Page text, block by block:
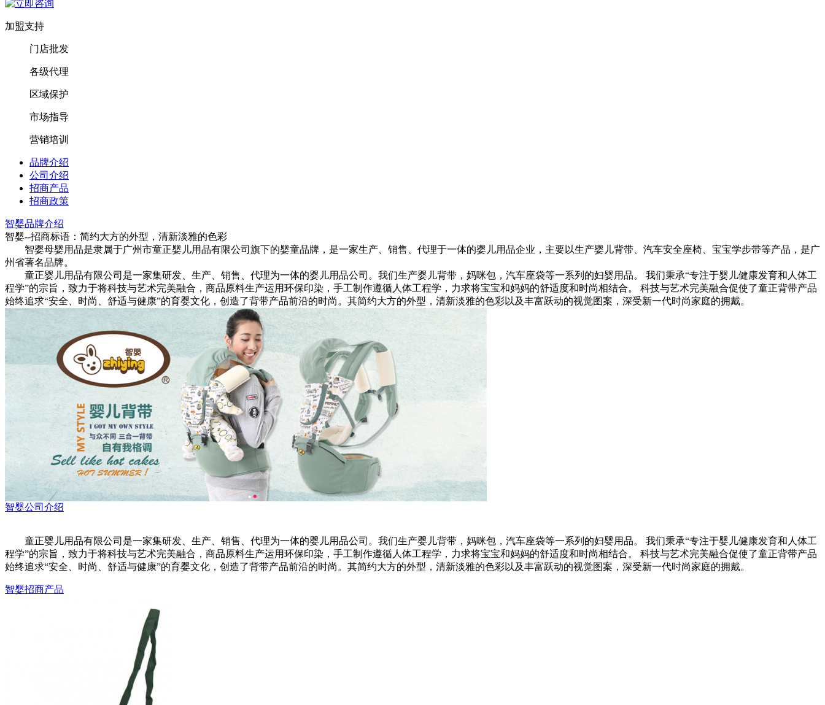
加盟支持
门店批发
各级代理
区域保护
市场指导
营销培训
品牌介绍
公司介绍
招商产品
招商政策
智婴品牌介绍
智婴--招商标语： 简约大方的外型，清新淡雅的色彩
智婴母婴用品是隶属于广州市童正婴儿用品有限公司旗下的婴童品牌，是一家生产、销售、代理于一体的婴儿用品企业，主要以生产婴儿背带、汽车安全座椅、宝宝学步带等产品，是广
州省著名品牌。
童正婴儿用品有限公司是一家集研发、生产、销售、代理为一体的婴儿用品公司。我们生产婴儿背带，妈咪包，汽车座袋等一系列的妇婴用品。 我们秉承“专注于婴儿健康发育和人体工
程学”的宗旨，致力于将科技与艺术完美融合，商品原料生产运用环保印染，手工制作遵循人体工程学，力求将宝宝和妈妈的舒适度和时尚相结合。 科技与艺术完美融合促使了童正背带产品
始终追求“安全、时尚、舒适与健康”的育婴文化，创造了背带产品前沿的时尚。其简约大方的外型，清新淡雅的色彩以及丰富跃动的视觉图案，深受新一代时尚家庭的拥戴。
智婴公司介绍
童正婴儿用品有限公司是一家集研发、生产、销售、代理为一体的婴儿用品公司。我们生产婴儿背带，妈咪包，汽车座袋等一系列的妇婴用品。 我们秉承“专注于婴儿健康发育和人体工
程学”的宗旨，致力于将科技与艺术完美融合，商品原料生产运用环保印染，手工制作遵循人体工程学，力求将宝宝和妈妈的舒适度和时尚相结合。 科技与艺术完美融合促使了童正背带产品
始终追求“安全、时尚、舒适与健康”的育婴文化，创造了背带产品前沿的时尚。其简约大方的外型，清新淡雅的色彩以及丰富跃动的视觉图案，深受新一代时尚家庭的拥戴。
智婴招商产品